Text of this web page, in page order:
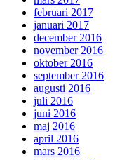
februari 2017
januari 2017
december 2016
november 2016
oktober 2016
september 2016
augusti 2016
juli 2016
juni 2016
maj 2016
april 2016
mars 2016